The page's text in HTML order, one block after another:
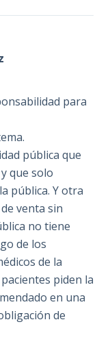
para
pública que
que solo
pública. Y otra
venta sin
no tiene
de los
de la
piden la
en una
de